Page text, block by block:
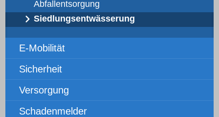
Abfallentsorgung
Siedlungsentwässerung
E-Mobilität
Sicherheit
Versorgung
Schadenmelder